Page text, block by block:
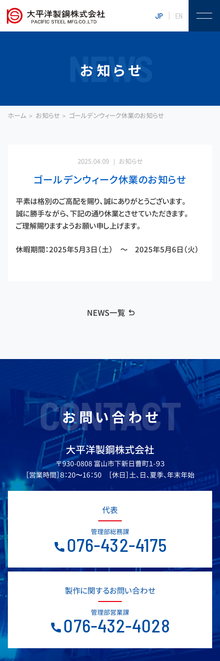
JP EN
NEWS
お知らせ
ホーム お知らせ ゴールデンウィーク休業のお知らせ
2025.04.09 お知らせ
ゴールデンウィーク休業のお知らせ
平素は格別のご高配を賜り、誠にありがとうございます。
誠に勝手ながら、下記の通り休業とさせていただきます。
ご理解賜りますようお願い申し上げます。
休暇期間：2025年5月3日（土） ～ 2025年5月6日（火）
NEWS一覧
CONTACT
お問い合わせ
大平洋製鋼株式会社
〒930-0808 富山市下新日曹町１-９３
［営業時間］８：20〜16：50 ［休日］土、日、夏季、年末年始
代表
管理部総務課
076-432-4175
製作に関するお問い合わせ
管理部営業課
076-432-4028